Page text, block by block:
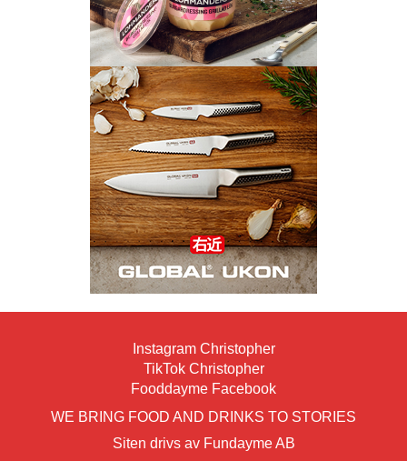
Instagram Christopher
TikTok Christopher
Fooddayme Facebook
WE BRING FOOD AND DRINKS TO STORIES
Siten drivs av Fundayme AB